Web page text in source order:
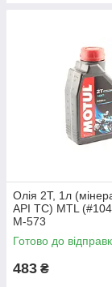
Олія 2T, 1л
API TC) MTL
M-573
Готово до
483 ₴